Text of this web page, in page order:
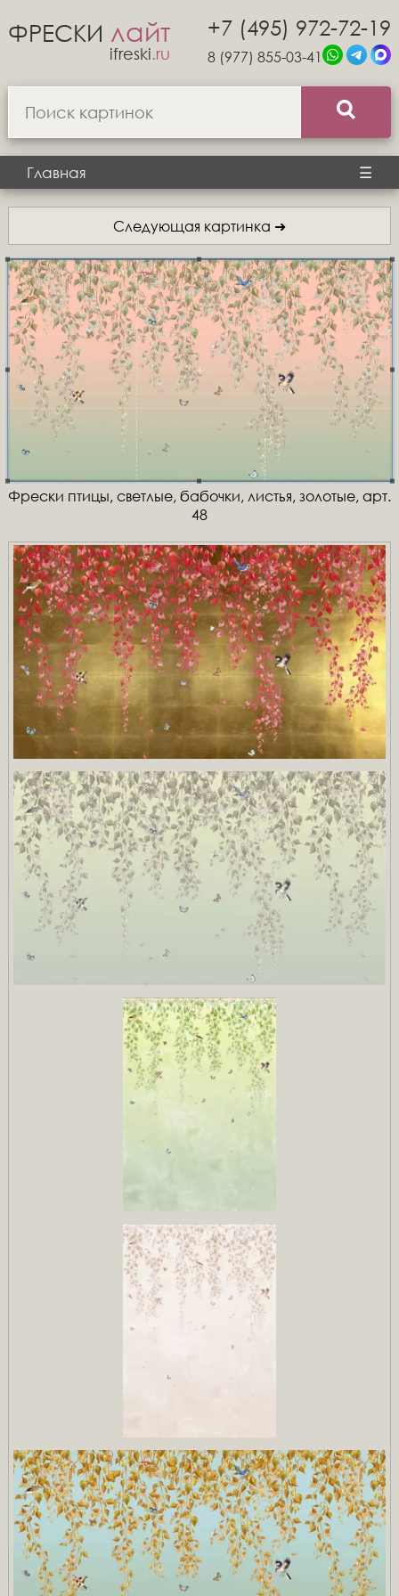
ФРЕСКИ лайт
ifreski.ru
+7 (495) 972-72-19
8 (977) 855-03-41
Главная ☰
Следующая картинка ➜
Фрески птицы, светлые, бабочки, листья, золотые, арт.
48